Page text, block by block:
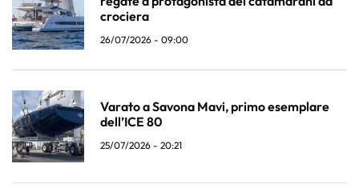
crociera
26/07/2026 - 09:00
Varato a Savona Mavi, primo esemplare
dell’ICE 80
25/07/2026 - 20:21